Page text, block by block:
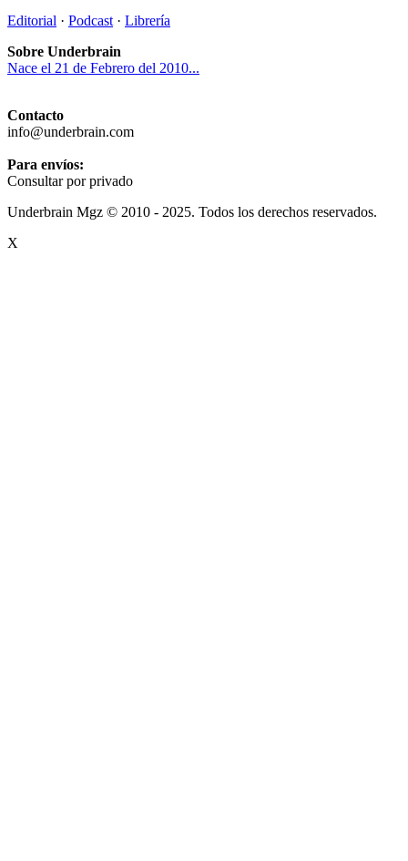
Editorial · Podcast · Librería
Sobre Underbrain
Nace el 21 de Febrero del 2010...
Contacto
info@underbrain.com
Para envíos:
Consultar por privado
Underbrain Mgz © 2010 - 2025. Todos los derechos reservados.
X